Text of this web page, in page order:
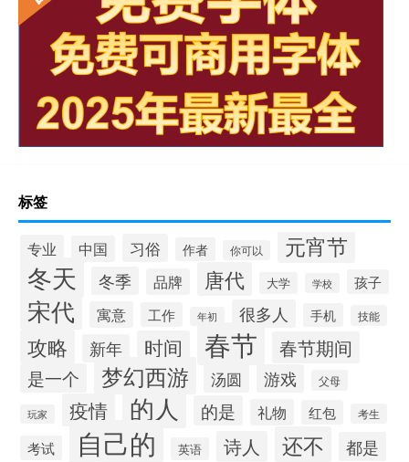
标签
专业 中国 习俗 作者 你可以 元宵节
冬天 冬季 品牌 唐代 大学 学校 孩子
宋代 寓意 工作 年初 很多人 手机 技能
攻略 新年 时间 春节 春节期间
是一个 梦幻西游 汤圆 游戏 父母
玩家 疫情 的人 的是 礼物 红包 考生
考试 自己的 英语 诗人 还不 都是